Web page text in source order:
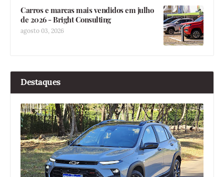
Carros e marcas mais vendidos em julho
de 2026 - Bright Consulting
agosto 03, 2026
Destaques